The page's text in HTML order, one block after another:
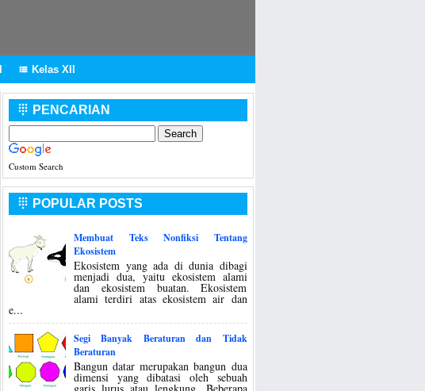
 Kelas XII
 PENCARIAN
Custom Search
 POPULAR POSTS
Membuat Teks Nonfiksi Tentang
Ekosistem
Ekosistem yang ada di dunia dibagi
menjadi dua, yaitu ekosistem alami
dan ekosistem buatan. Ekosistem
alami terdiri atas ekosistem air dan
e...
Segi Banyak Beraturan dan Tidak
Beraturan
Bangun datar merupakan bangun dua
dimensi yang dibatasi oleh sebuah